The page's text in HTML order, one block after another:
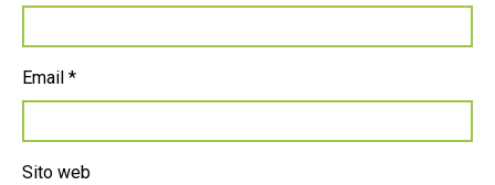
Email *
Sito web